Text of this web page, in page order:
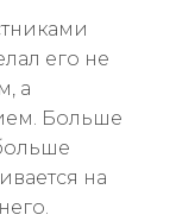
его не
а
Больше
на